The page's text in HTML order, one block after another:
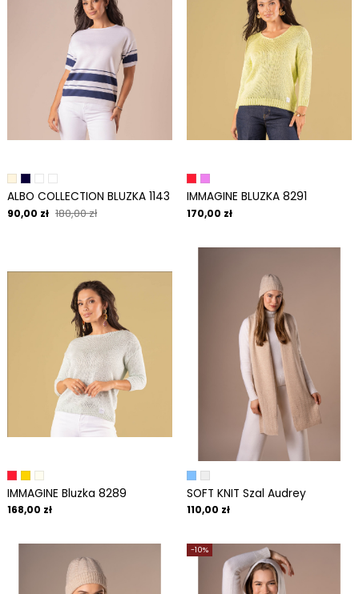
ALBO COLLECTION BLUZKA 1143
90,00 zł 180,00 zł
IMMAGINE BLUZKA 8291
170,00 zł
IMMAGINE Bluzka 8289
168,00 zł
SOFT KNIT Szal Audrey
110,00 zł
-10%